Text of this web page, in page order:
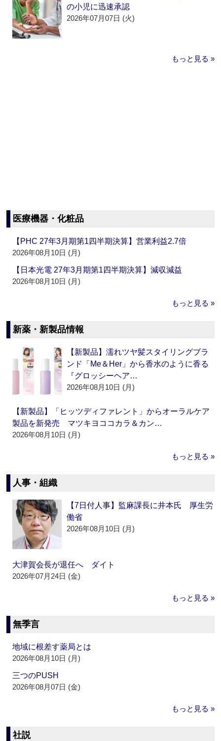
の小児に迅速承認
2026年07月07日 (火)
もっと見る »
医療機器・化粧品
【PHC 27年3月期第1四半期決算】営業利益2.7倍
2026年08月10日 (月)
【日本光電 27年3月期第1四半期決算】減収減益
2026年08月10日 (月)
もっと見る »
新薬・新製品情報
【新製品】濡れツヤ髪スタイリングブラ
ンド「Me＆Her」から香水のように香る
『グロッシーヘア…
2026年08月10日 (月)
【新製品】「ヒッツディファレント」からオーラルケア
製品を新発売 マツキヨココカラ＆カン…
2026年08月10日 (月)
もっと見る »
人事・組織
【7日付人事】監麻課長に井本氏 厚生労
働省
2026年08月10日 (月)
大津賀会長が退任へ ダイト
2026年07月24日 (金)
もっと見る »
無季言
地域に根差す薬局とは
2026年08月10日 (月)
三つのPUSH
2026年08月07日 (金)
もっと見る »
社説